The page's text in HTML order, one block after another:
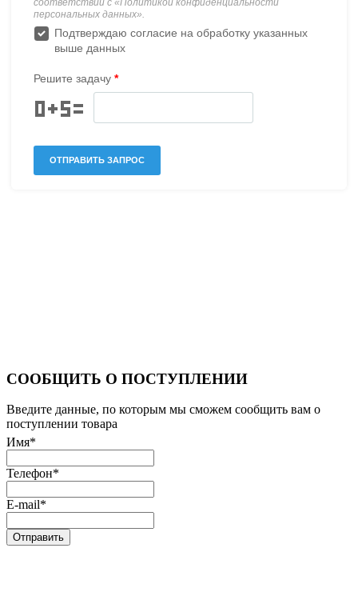
СООБЩИТЬ О ПОСТУПЛЕНИИ
Введите данные, по которым мы сможем сообщить вам о
поступлении товара
Имя*
Телефон*
E-mail*
Отправить